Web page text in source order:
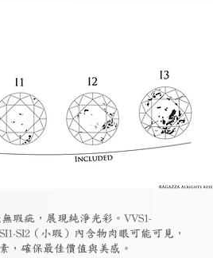
瑕疵，展現純淨光彩。VVS1-
SI2（小瑕）內含物肉眼可能可見，
，確保最佳價值與美感。